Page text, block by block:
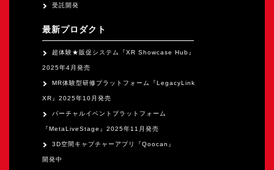
資料請求
受託開発
最新プロダクト
超体験★販促システム『XR Showcase Hub』
2025年4月発売
MR体験型研修プラットフォーム『LegacyLink
XR』2025年10月発売
バーチャルイベントプラットフォーム
『MetaLiveStage』2025年11月発売
3D空間キャプチャーアプリ『Qoocan』
開発中